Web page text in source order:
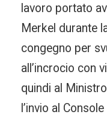
lavoro portato
Merkel durante
congegno per
all’incrocio con
quindi al
l’invio al